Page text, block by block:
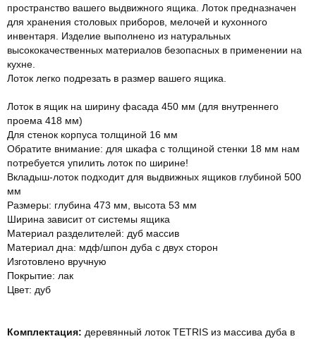
пространство вашего выдвижного ящика. Лоток предназначен
для хранения столовых приборов, мелочей и кухонного
инвентаря. Изделие выполнено из натуральных
высококачественных материалов безопасных в применении на
кухне.
Лоток легко подрезать в размер вашего ящика.
Лоток в ящик на ширину фасада 450 мм (для внутреннего
проема 418 мм)
Для стенок корпуса толщиной 16 мм
Обратите внимание: для шкафа с толщиной стенки 18 мм нам
потребуется упилить лоток по ширине!
Вкладыш-лоток подходит для выдвижных ящиков глубиной 500
мм
Размеры: глубина 473 мм, высота 53 мм
Ширина зависит от системы ящика
Материал разделителей: дуб массив
Материал дна: мдф/шпон дуба с двух сторон
Изготовлено вручную
Покрытие: лак
Цвет: дуб
Комплектация: деревянный лоток TETRIS из массива дуба в